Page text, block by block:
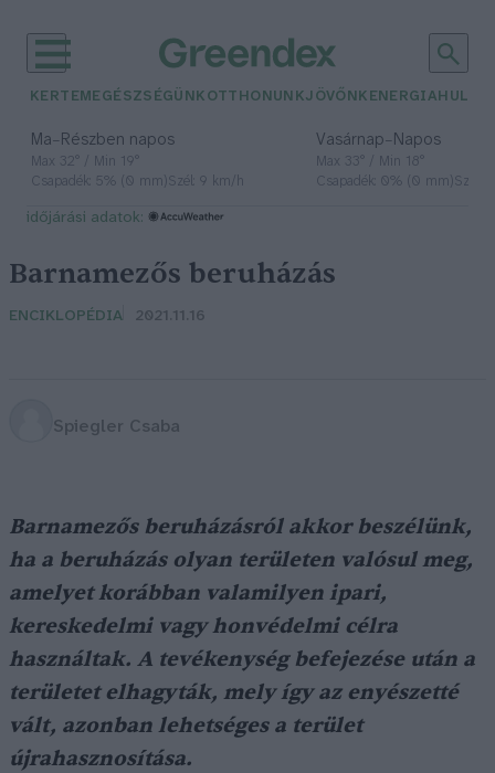
KERTEM EGÉSZSÉGÜNK OTTHONUNKJÖVŐNK ENERGIA
Ma– Részben napos
Max 32° / Min 19°
Csapadék: 5% (0 mm)Szél: 9 km/h
Vasárnap– Napos
Max 33° / Min 18°
Csapadék: 0% (0 mm)Szél:
időjárási adatok:
Barnamezős beruházás
ENCIKLOPÉDIA 2021.11.16
Spiegler Csaba
Barnamezős beruházásról akkor beszélünk,
ha a beruházás olyan területen valósul meg,
amelyet korábban valamilyen ipari,
kereskedelmi vagy honvédelmi célra
használtak. A tevékenység befejezése után a
területet elhagyták, mely így az enyészetté
vált, azonban lehetséges a terület
újrahasznosítása.